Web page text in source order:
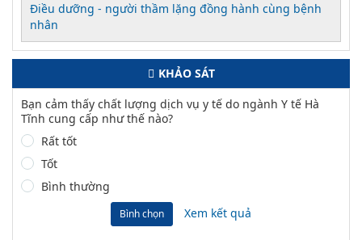
Điều dưỡng - người thầm lặng đồng hành cùng bệnh
nhân
KHẢO SÁT
Bạn cảm thấy chất lượng dịch vụ y tế do ngành Y tế Hà
Tĩnh cung cấp như thế nào?
Rất tốt
Tốt
Bình thường
Bình chọn Xem kết quả